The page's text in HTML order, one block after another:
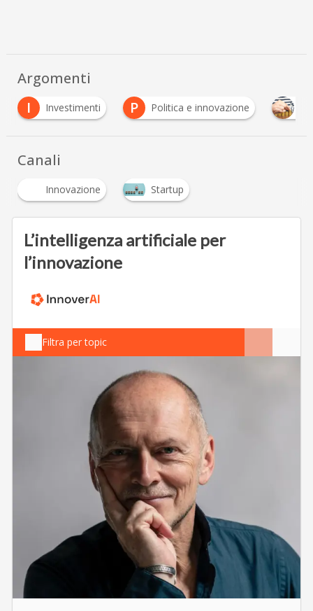
Argomenti
I
Investimenti P Politica e innovazione
Canali
Innovazione Startup
L’intelligenza artificiale per
l’innovazione
Filtra per topic